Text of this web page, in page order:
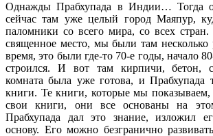
Однажды Прабхупада в Индии… Тогда
сейчас там уже целый город Маяпур,
паломники со всего мира, со всех стран.
священное место, мы были там несколько
время, это были где-то 70-е годы, начало
строился. И вот там кирпичи, бетон,
комната была уже готова, и Прабхупада
книги. Те книги, которые мы
свои книги, они все основаны на
Прабхупада дал это знание, изложил
основу. Его можно безгранично